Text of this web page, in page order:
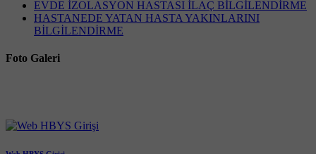
EVDE İZOLASYON HASTASI İLAÇ BİLGİLENDİRME
HASTANEDE YATAN HASTA YAKINLARINI
BİLGİLENDİRME
Foto Galeri